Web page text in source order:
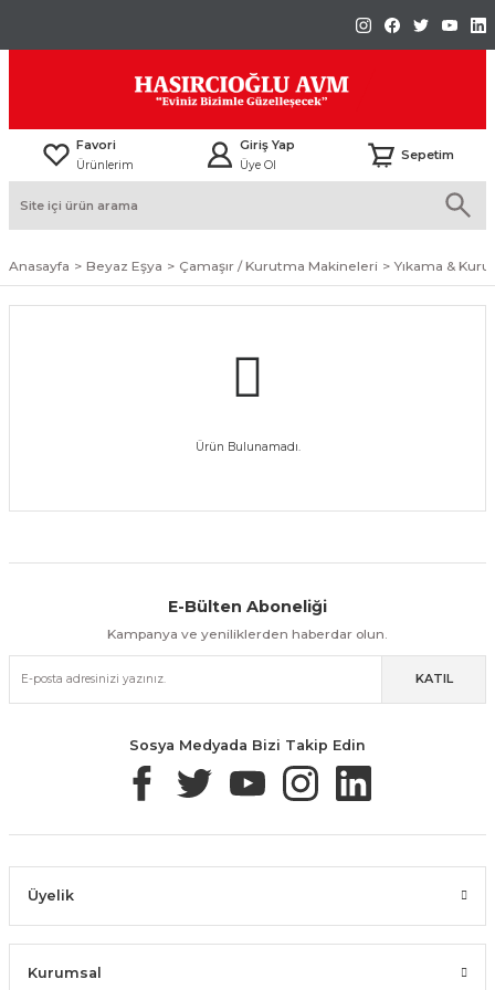
Favori
Ürünlerim
Giriş Yap
Üye Ol
Sepetim
Anasayfa Beyaz Eşya Çamaşır / Kurutma Makineleri Yıkama &
Ürün Bulunamadı.
Kolay İade & Değişim Güvenli Alışveriş
Güvenli Paketleme Taksit / Havale İle Alışveriş Kolay İade & Değişim
E-Bülten Aboneliği
Kampanya ve yeniliklerden haberdar olun.
KATIL
Sosya Medyada Bizi Takip Edin
Üyelik
Kurumsal